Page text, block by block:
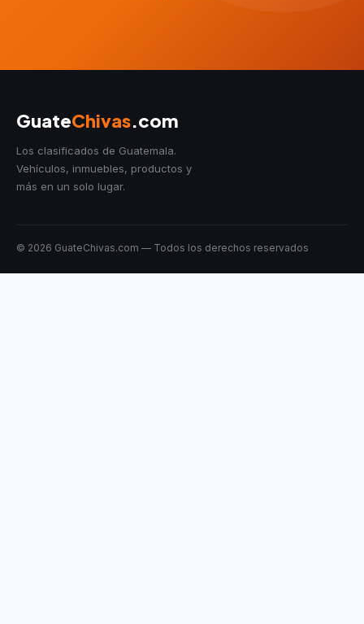
GuateChivas.com
Los clasificados de Guatemala.
Vehículos, inmuebles, productos y
más en un solo lugar.
© 2026 GuateChivas.com — Todos los derechos reservados